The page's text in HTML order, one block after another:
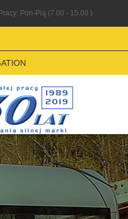
Pon-Pią (7.00 - 15.00 )